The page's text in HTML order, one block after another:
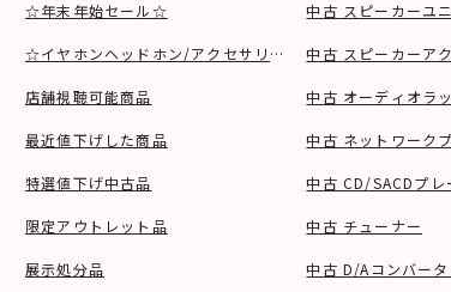
☆年末年始セール☆
☆イヤホンヘッドホン/アクセサリSALE☆
店舗視聴可能商品
最近値下げした商品
特選値下げ中古品
限定アウトレット品
展示処分品
中古 スピーカーユ
中古 スピーカーア
中古 オーディオラ
中古 ネットワーク
中古 CD/SACDプレ
中古 チューナー
中古 D/Aコンバー